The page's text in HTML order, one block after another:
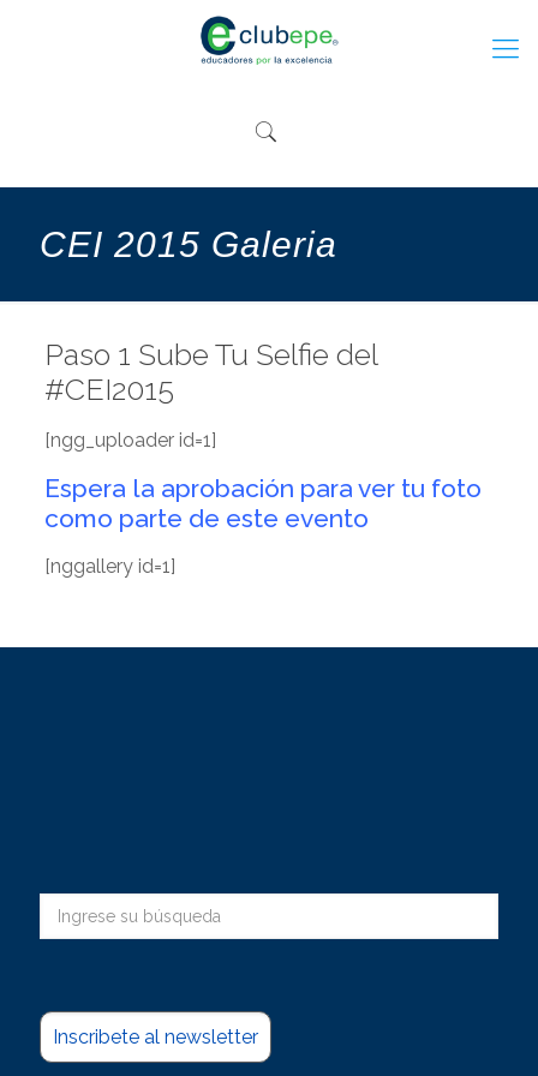
CEI 2015 Galeria
Paso 1 Sube Tu Selfie del
#CEI2015
[ngg_uploader id=1]
Espera la aprobación para ver tu foto
como parte de este evento
[nggallery id=1]
Inscribete al newsletter